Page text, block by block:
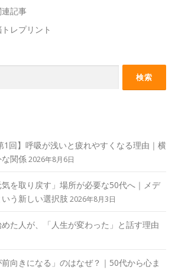
記事
レプリント
1回】呼吸が浅いと疲れやすくなる理由｜横
関係2026年8月6日
気を取り戻す」場所が必要な50代へ｜メデ
う新しい選択肢 2026年8月3日
た人が、「人生が変わった」と話す理由
向きになる」のはなぜ？｜50代から心ま